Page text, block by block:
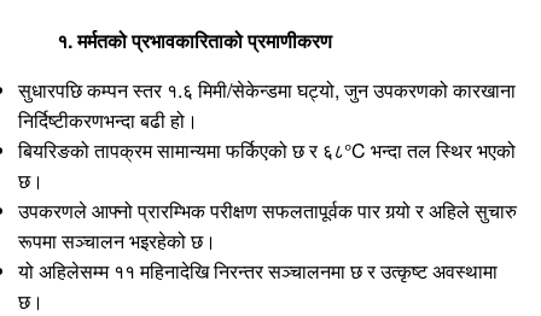
१. मर्मतको प्रभावकारिताको प्रमाणीकरण
सुधारपछि कम्पन स्तर १.६ मिमी/सेकेन्डमा घट्यो, जुन उपकरणको कारखाना
निर्दिष्टीकरणभन्दा बढी हो।
बियरिङको तापक्रम सामान्यमा फर्किएको छ र ६८°C भन्दा तल स्थिर भएको
छ।
उपकरणले आफ्नो प्रारम्भिक परीक्षण सफलतापूर्वक पार गर्‍यो र अहिले सुचारु
रूपमा सञ्चालन भइरहेको छ।
यो अहिलेसम्म ११ महिनादेखि निरन्तर सञ्चालनमा छ र उत्कृष्ट अवस्थामा
छ।